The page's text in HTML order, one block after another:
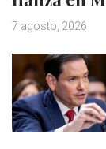
7 agosto, 2026